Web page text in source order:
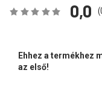
0,0 (
Ehhez a termékhez
az első!